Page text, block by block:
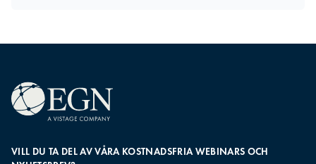
VILL DU TA DEL AV VÅRA KOSTNADSFRIA WEBINARS OCH